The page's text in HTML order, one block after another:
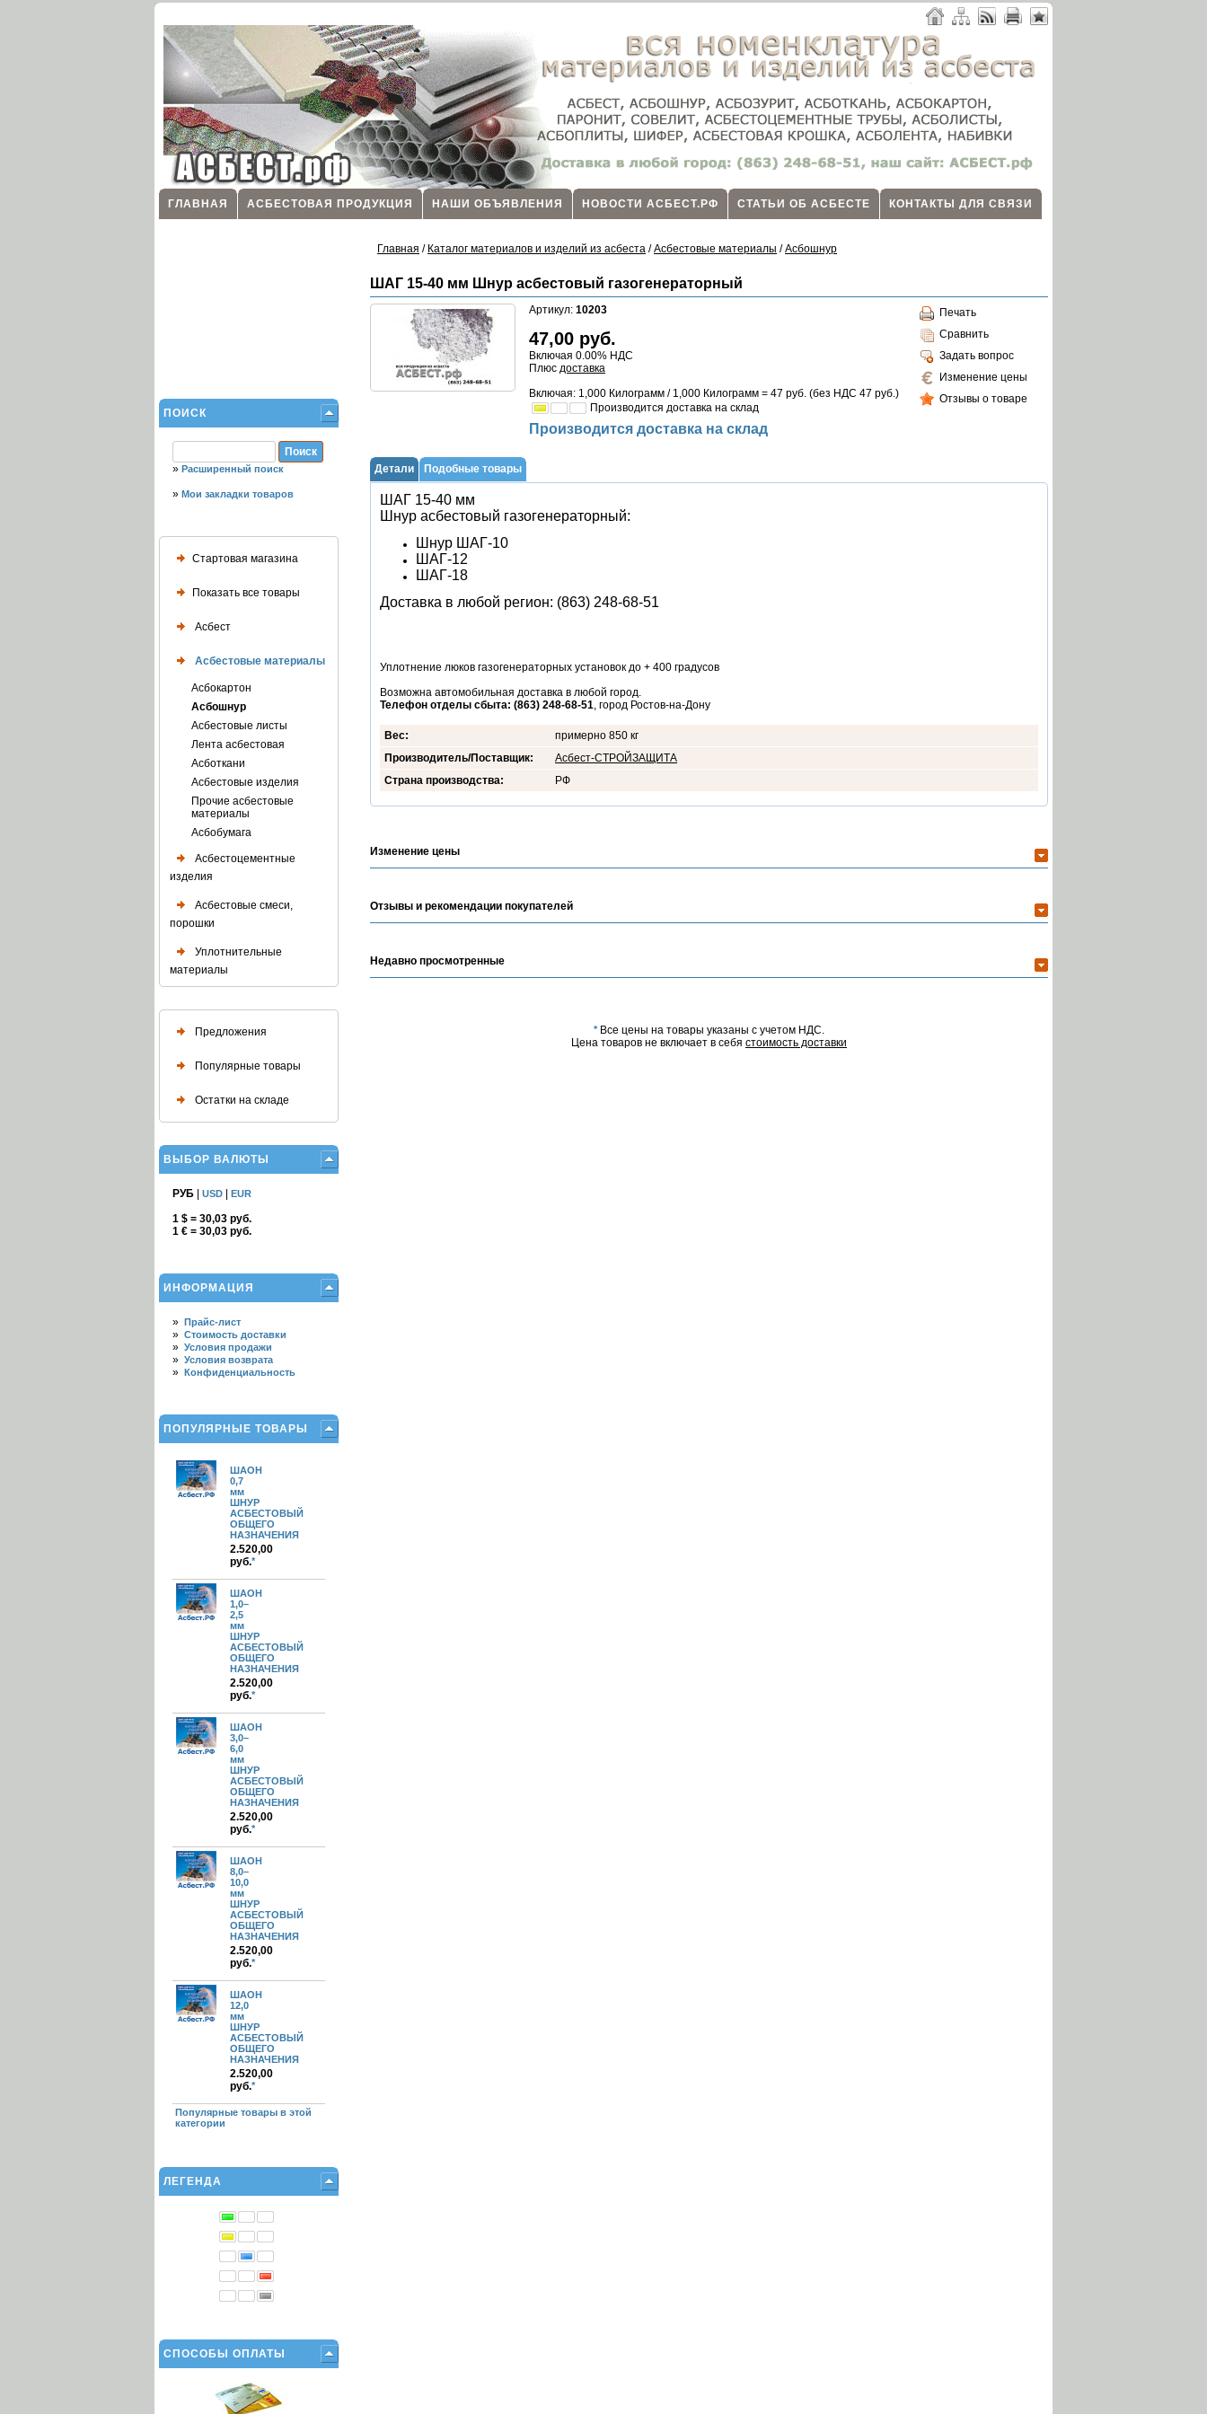
ГЛАВНАЯ АСБЕСТОВАЯ ПРОДУКЦИЯ НАШИ ОБЪЯВЛЕНИЯ НОВОСТИ АСБЕСТ.РФ СТАТЬИ ОБ АСБЕСТЕ КОНТАКТЫ ДЛЯ СВЯЗИ
ПОИСК
» Расширенный поиск
» Мои закладки товаров
Стартовая магазина
Показать все товары
Асбест
Асбестовые материалы
Асбокартон
Асбошнур
Асбестовые листы
Лента асбестовая
Асботкани
Асбестовые изделия
Прочие асбестовые
материалы
Асбобумага
Асбестоцементные
изделия
Асбестовые смеси,
порошки
Уплотнительные
материалы
Предложения
Популярные товары
Остатки на складе
ВЫБОР ВАЛЮТЫ
РУБ USD EUR
1 $ = 30,03 руб.
1 € = 30,03 руб.
ИНФОРМАЦИЯ
» Прайс-лист
» Стоимость доставки
» Условия продажи
» Условия возврата
» Конфиденциальность
ПОПУЛЯРНЫЕ ТОВАРЫ
ШАОН
0,7
мм
ШНУР
АСБЕСТОВЫЙ
ОБЩЕГО
НАЗНАЧЕНИЯ
2.520,00
руб.*
ШАОН
1,0–
2,5
мм
ШНУР
АСБЕСТОВЫЙ
ОБЩЕГО
НАЗНАЧЕНИЯ
2.520,00
руб.*
ШАОН
3,0–
6,0
мм
ШНУР
АСБЕСТОВЫЙ
ОБЩЕГО
НАЗНАЧЕНИЯ
2.520,00
руб.*
ШАОН
8,0–
10,0
мм
ШНУР
АСБЕСТОВЫЙ
ОБЩЕГО
НАЗНАЧЕНИЯ
2.520,00
руб.*
ШАОН
12,0
мм
ШНУР
АСБЕСТОВЫЙ
ОБЩЕГО
НАЗНАЧЕНИЯ
2.520,00
руб.*
Популярные товары в этой
категории
ЛЕГЕНДА
СПОСОБЫ ОПЛАТЫ
Главная / Каталог материалов и изделий из асбеста /Асбестовые материалы /Асбошнур
ШАГ 15-40 мм Шнур асбестовый газогенераторный
Артикул: 10203
47,00 руб.
Включая 0.00% НДС
Плюс доставка
Включая: 1,000 Килограмм / 1,000 Килограмм = 47 руб. (без НДС 47 руб.)
Производится доставка на склад
Печать
Сравнить
Задать вопрос
Изменение цены
Отзывы о товаре
Производится доставка на склад
Детали Подобные товары
ШАГ 15-40 мм
Шнур асбестовый газогенераторный:
Шнур ШАГ-10
ШАГ-12
ШАГ-18
Доставка в любой регион: (863) 248-68-51
Уплотнение люков газогенераторных установок до + 400 градусов
Возможна автомобильная доставка в любой город.
Телефон отделы сбыта: (863) 248-68-51, город Ростов-на-Дону
Вес:
примерно 850 кг
Производитель/Поставщик:
Асбест-СТРОЙЗАЩИТА
Страна производства:
РФ
Изменение цены
Отзывы и рекомендации покупателей
Недавно просмотренные
* Все цены на товары указаны с учетом НДС.
Цена товаров не включает в себя стоимость доставки